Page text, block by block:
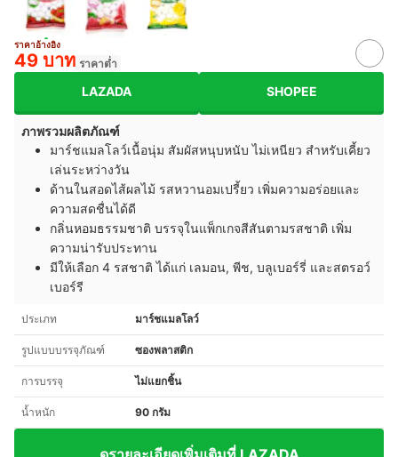
ราคาอ้างอิง
49 บาท ราคาต่ำ
LAZADA SHOPEE
ภาพรวมผลิตภัณฑ์
มาร์ชแมลโลว์เนื้อนุ่ม สัมผัสหนุบหนับ ไม่เหนียว สำหรับเคี้ยว
เล่นระหว่างวัน
ด้านในสอดไส้ผลไม้ รสหวานอมเปรี้ยว เพิ่มความอร่อยและ
ความสดชื่นได้ดี
กลิ่นหอมธรรมชาติ บรรจุในแพ็กเกจสีสันตามรสชาติ เพิ่ม
ความน่ารับประทาน
มีให้เลือก 4 รสชาติ ได้แก่ เลมอน, พีช, บลูเบอร์รี่ และสตรอว์
เบอร์รี
ประเภท มาร์ชแมลโลว์
รูปแบบบรรจุภัณฑ์ ซองพลาสติก
การบรรจุ ไม่แยกชิ้น
น้ำหนัก 90 กรัม